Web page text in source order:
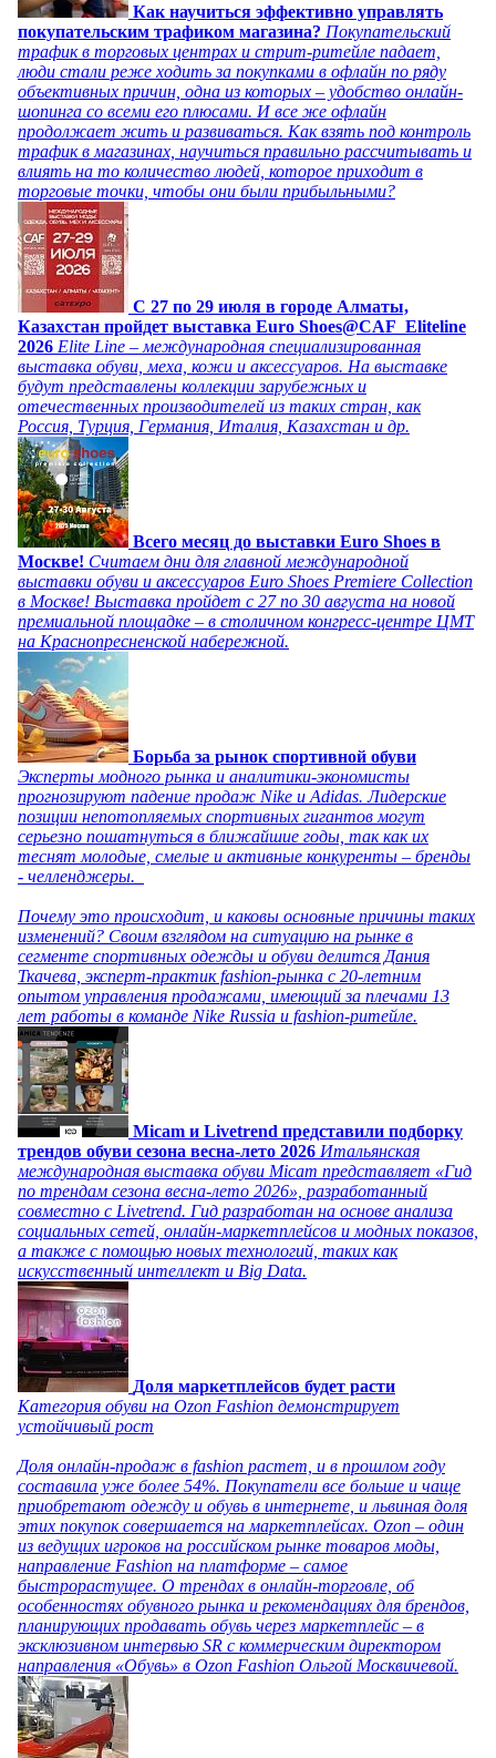
Как научиться эффективно управлять
покупательским трафиком магазина? Покупательский
трафик в торговых центрах и стрит-ритейле падает,
люди стали реже ходить за покупками в офлайн по ряду
объективных причин, одна из которых – удобство онлайн-
шопинга со всеми его плюсами. И все же офлайн
продолжает жить и развиваться. Как взять под контроль
трафик в магазинах, научиться правильно рассчитывать и
влиять на то количество людей, которое приходит в
торговые точки, чтобы они были прибыльными?
C 27 по 29 июля в городе Алматы,
Казахстан пройдет выставка Euro Shoes@CAF_Eliteline
2026 Elite Line – международная специализированная
выставка обуви, меха, кожи и аксессуаров. На выставке
будут представлены коллекции зарубежных и
отечественных производителей из таких стран, как
Россия, Турция, Германия, Италия, Казахстан и др.
Всего месяц до выставки Euro Shoes в
Москве! Считаем дни для главной международной
выставки обуви и аксессуаров Euro Shoes Premiere Collection
в Москве! Выставка пройдет с 27 по 30 августа на новой
премиальной площадке – в столичном конгресс-центре ЦМТ
на Краснопресненской набережной.
Борьба за рынок спортивной обуви
Эксперты модного рынка и аналитики-экономисты
прогнозируют падение продаж Nike и Adidas. Лидерские
позиции непотопляемых спортивных гигантов могут
серьезно пошатнуться в ближайшие годы, так как их
теснят молодые, смелые и активные конкуренты – бренды
- челленджеры.
Почему это происходит, и каковы основные причины таких
изменений? Своим взглядом на ситуацию на рынке в
сегменте спортивных одежды и обуви делится Дания
Ткачева, эксперт-практик fashion-рынка с 20-летним
опытом управления продажами, имеющий за плечами 13
лет работы в команде Nike Russia и fashion-ритейле.
Micam и Livetrend представили подборку
трендов обуви сезона весна-лето 2026 Итальянская
международная выставка обуви Micam представляет «Гид
по трендам сезона весна-лето 2026», разработанный
совместно с Livetrend. Гид разработан на основе анализа
социальных сетей, онлайн-маркетплейсов и модных показов,
а также с помощью новых технологий, таких как
искусственный интеллект и Big Data.
Доля маркетплейсов будет расти
Категория обуви на Ozon Fashion демонстрирует
устойчивый рост
Доля онлайн-продаж в fashion растет, и в прошлом году
составила уже более 54%. Покупатели все больше и чаще
приобретают одежду и обувь в интернете, и львиная доля
этих покупок совершается на маркетплейсах. Ozon – один
из ведущих игроков на российском рынке товаров моды,
направление Fashion на платформе – самое
быстрорастущее. О трендах в онлайн-торговле, об
особенностях обувного рынка и рекомендациях для брендов,
планирующих продавать обувь через маркетплейс – в
эксклюзивном интервью SR с коммерческим директором
направления «Обувь» в Ozon Fashion Ольгой Москвичевой.